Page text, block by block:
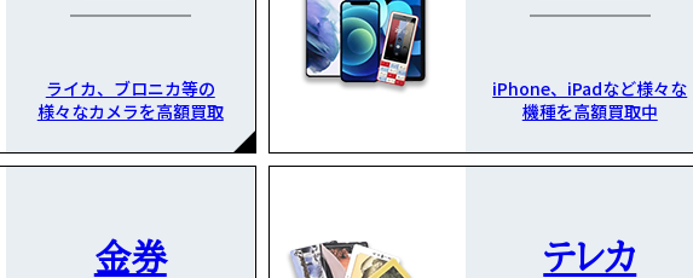
ライカ、ブロニカ等の
様々なカメラを高額買取
iPhone、iPadなど様々な
機種を高額買取中
金券 テレカ